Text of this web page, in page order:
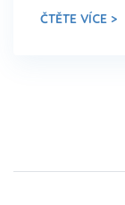
ČTĚTE VÍCE >